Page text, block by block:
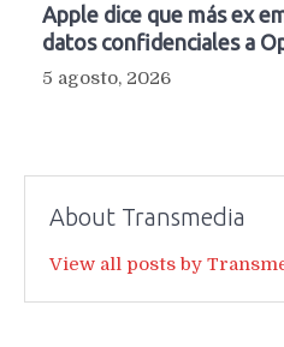
Apple dice que más ex
datos confidenciales a
5 agosto, 2026
About Transmedia
View all posts by